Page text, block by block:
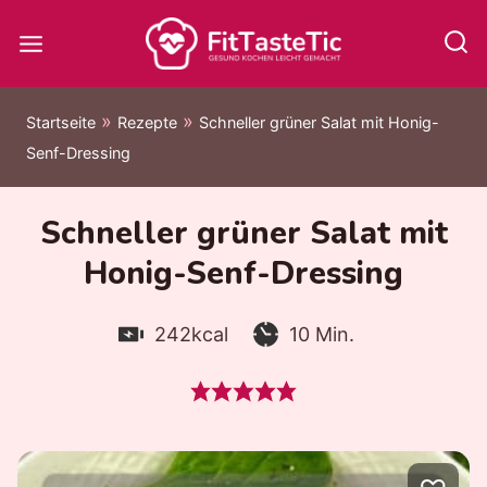
Inhalt
Startseite » Rezepte » Schneller grüner Salat mit Honig-
Senf-Dressing
Schneller grüner Salat mit
Honig-Senf-Dressing
Kalorien:
242kcal Zubereitungszeit:
10Minuten
Min.